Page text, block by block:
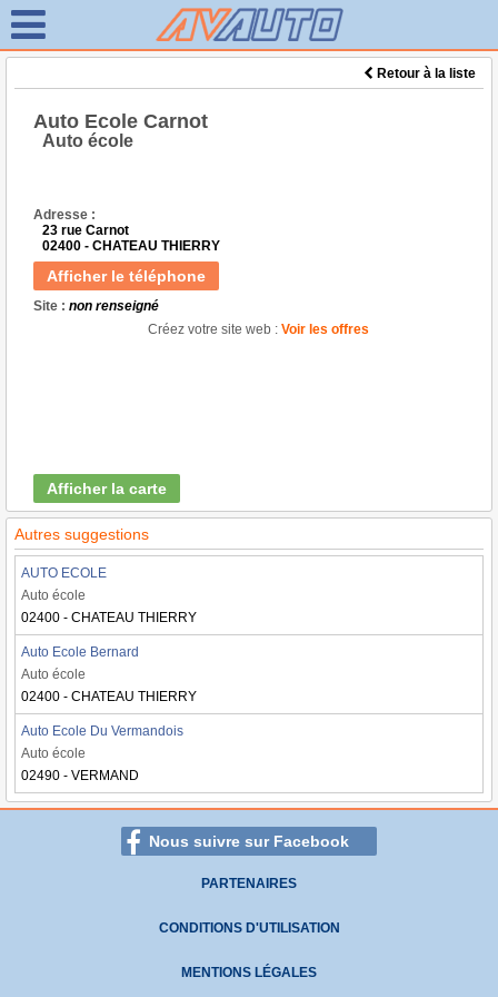
Retour à la liste
Auto Ecole Carnot
Auto école
Adresse :
23 rue Carnot
02400 - CHATEAU THIERRY
Afficher le téléphone
Site : non renseigné
Créez votre site web : Voir les offres
Afficher la carte
Autres suggestions
AUTO ECOLE
Auto école
02400 - CHATEAU THIERRY
Auto Ecole Bernard
Auto école
02400 - CHATEAU THIERRY
Auto Ecole Du Vermandois
Auto école
02490 - VERMAND
Nous suivre sur Facebook
PARTENAIRES
CONDITIONS D'UTILISATION
MENTIONS LÉGALES